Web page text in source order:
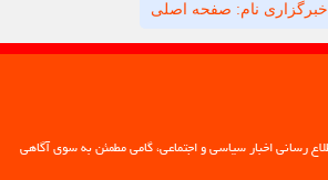
خبرگزاری نام: صفحه اصلی